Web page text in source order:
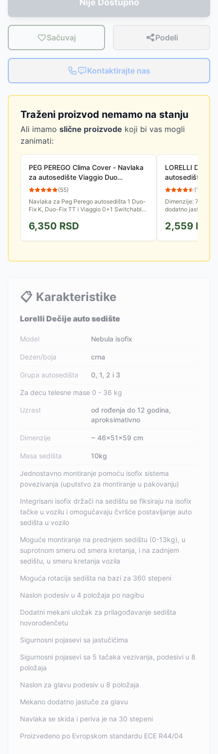
Nije Dostupno
Sačuvaj Podeli
Kontaktirajte nas
Traženi proizvod nemamo na stanju
Ali imamo slične proizvode koji bi vas mogli
zanimati:
PEG PEREGO Clima Cover - Navlaka
za autosedište Viaggio Duo
Fix/TT/0+1 P386006
(55)
Navlaka za Peg Perego autosedišta 1 Duo-
Fix K, Duo-Fix TT i Viaggio 0+1 Switchable.
6,350 RSD
LORELLI
autosedište
20040200000
(15
Dimenzije: 70 x 29
dodatno jastuče
uzrast.
2,559 RSD
📋 Karakteristike
Lorelli Dečije auto sedište
Model Nebula isofix
Dezen/boja crna
Grupa autosedišta 0, 1, 2 i 3
Za decu telesne mase 0 - 36 kg
Uzrast
od rođenja do 12 godina,
aproksimativno
Dimenzije ~ 46x51x59 cm
Masa sedišta 10kg
Jednostavno montiranje pomoću isofix sistema
povezivanja (uputstvo za montiranje u pakovanju)
Integrisani isofix držači na sedištu se fiksiraju na isofix
tačke u vozilu i omogućavaju čvršće postavljanje auto
sedišta u vozilo
Moguće montiranje na prednjem sedištu (0-13kg), u
suprotnom smeru od smera kretanja, i na zadnjem
sedištu, u smeru kretanja vozila
Moguća rotacija sedišta na bazi za 360 stepeni
Naslon podesiv u 4 položaja po nagibu
Dodatni mekani uložak za prilagođavanje sedišta
novorođenčetu
Sigurnosni pojasevi sa jastučićima
Sigurnosni pojasevi sa 5 tačaka vezivanja, podesivi u 8
položaja
Naslon za glavu podesiv u 8 položaja
Mekano dodatno jastuče za glavu
Navlaka se skida i periva je na 30 stepeni
Proizvedeno po Evropskom standardu ECE R44/04